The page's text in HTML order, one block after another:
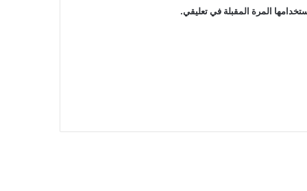
المرة المقبلة في تعليقي.